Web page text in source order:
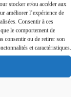
stocker et/ou accéder aux
améliorer l’expérience de
Consentir à ces
le comportement de
consentir ou de retirer son
et caractéristiques.